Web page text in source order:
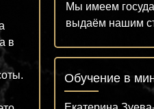
в
Мы имеем
выдаём нашим
Обучение в